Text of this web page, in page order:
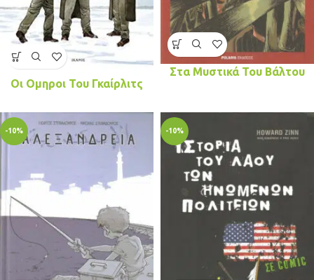
Οι Ομηροι Του Γκαίρλιτς
Στα Μυστικά Του Βάλτου
-10% -10%